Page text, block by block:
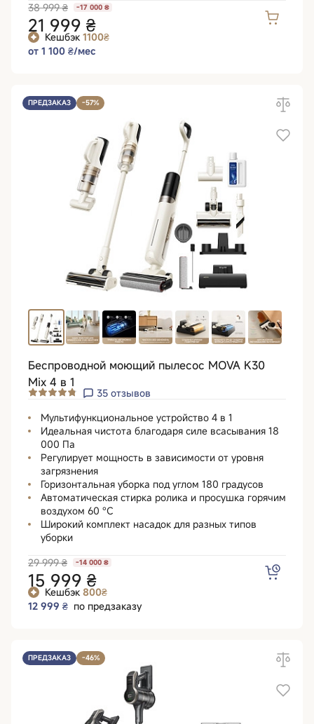
38 999 ₴
-17 000 ₴
21 999 ₴
Кешбэк 1100₴
от 1 100 ₴/мес
ПРЕДЗАКАЗ -57%
Беспроводной моющий пылесос MOVA K30
Mix 4 в 1
35 отзывов
Мультифункциональное устройство 4 в 1
Идеальная чистота благодаря силе всасывания 18
000 Па
Регулирует мощность в зависимости от уровня
загрязнения
Горизонтальная уборка под углом 180 градусов
Автоматическая стирка ролика и просушка горячим
воздухом 60 °C
Широкий комплект насадок для разных типов
уборки
29 999 ₴
-14 000 ₴
15 999 ₴
Кешбэк 800₴
12 999 ₴ по предзаказу
ПРЕДЗАКАЗ -46%